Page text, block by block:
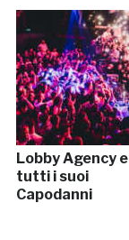
Lobby Agency e
tutti i suoi
Capodanni